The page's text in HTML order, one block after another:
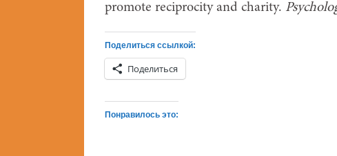
promote reciprocity and charity.
Поделиться ссылкой:
Поделиться
Понравилось это: